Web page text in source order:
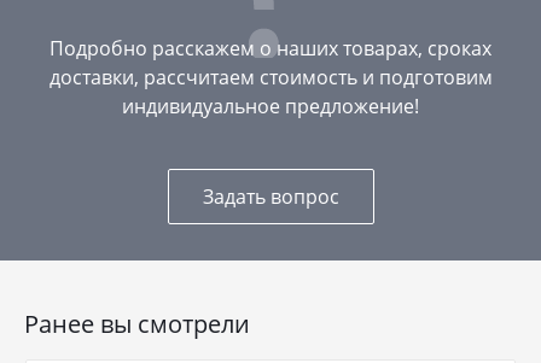
Подробно расскажем о наших товарах, сроках
доставки, рассчитаем стоимость и подготовим
индивидуальное предложение!
Задать вопрос
Ранее вы смотрели